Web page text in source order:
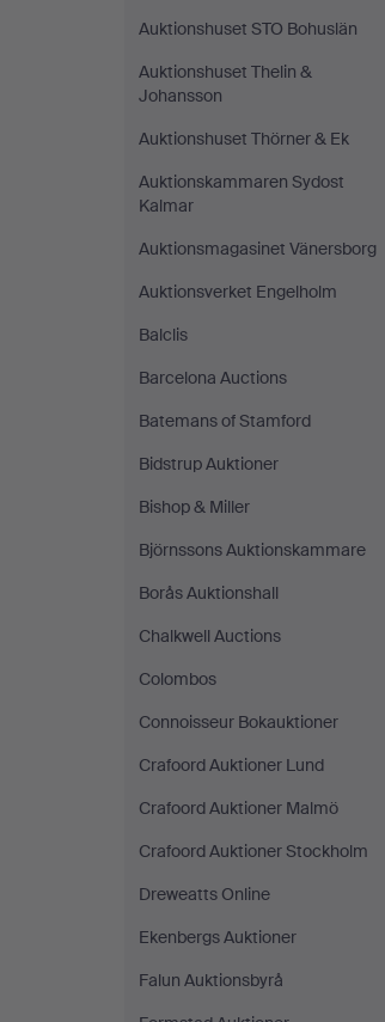
Auktionshuset STO Bohuslän
Auktionshuset Thelin &
Johansson
Auktionshuset Thörner & Ek
Auktionskammaren Sydost
Kalmar
Auktionsmagasinet Vänersborg
Auktionsverket Engelholm
Balclis
Barcelona Auctions
Batemans of Stamford
Bidstrup Auktioner
Bishop & Miller
Björnssons Auktionskammare
Borås Auktionshall
Chalkwell Auctions
Colombos
Connoisseur Bokauktioner
Crafoord Auktioner Lund
Crafoord Auktioner Malmö
Crafoord Auktioner Stockholm
Dreweatts Online
Ekenbergs Auktioner
Falun Auktionsbyrå